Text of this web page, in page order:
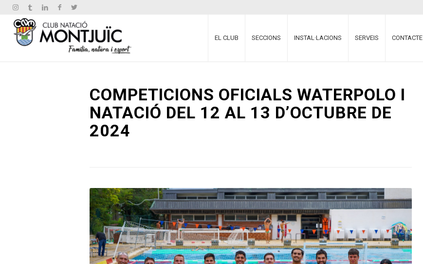
EL CLUB SECCIONS INSTAL·LACIONS SERVEIS CONTACTE
COMPETICIONS OFICIALS WATERPOLO I
NATACIÓ DEL 12 AL 13 D’OCTUBRE DE
2024